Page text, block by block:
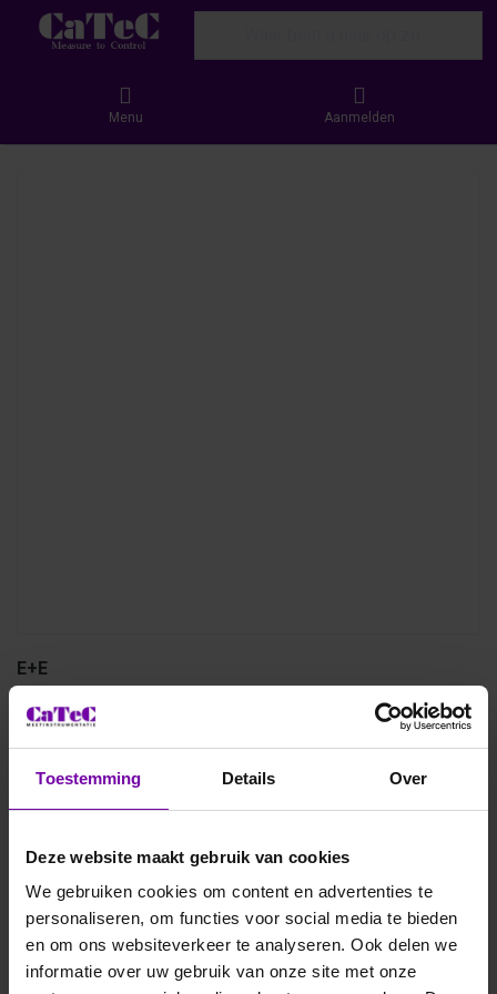
Toestemming Details Over
Deze website maakt gebruik van cookies
We gebruiken cookies om content en advertenties te
personaliseren, om functies voor social media te bieden
en om ons websiteverkeer te analyseren. Ook delen we
informatie over uw gebruik van onze site met onze
Menu Aanmelden
E+E
EE210 wandmodellen voor vochtigheid
en temperatuur (leverbaar tot
temperatuur in ventilatiekanalen en gebouwautomatisering.
Dankzij de robuuste, onderhoudsarme behuizing en snelle
responstijd is hij de ideale keuze voor gestroomlijnde
HVAC-installaties.
Naadloze integratie met elk gebouwbeheersysteem dankzij
universele analoge uitgangen.